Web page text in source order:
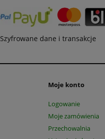
Szyfrowane dane i transakcje
Moje konto
Logowanie
Moje zamówienia
Przechowalnia